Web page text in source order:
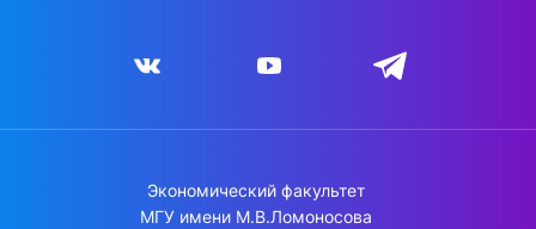
Экономический факультет
МГУ имени М.В.Ломоносова